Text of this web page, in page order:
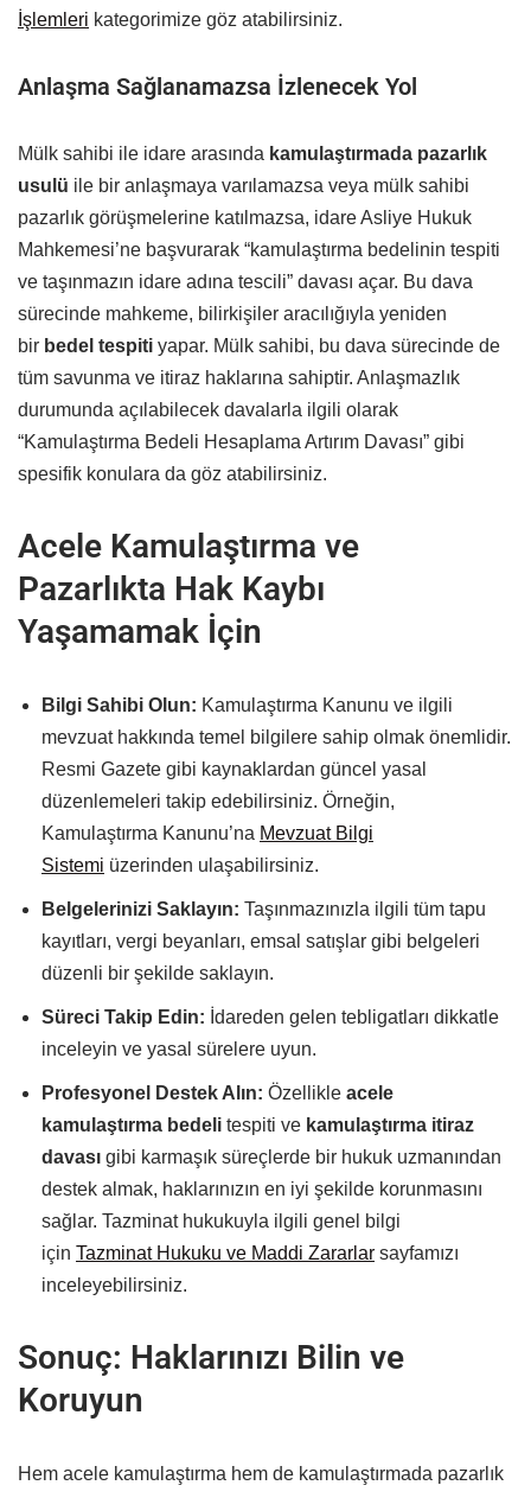
İşlemleri kategorimize göz atabilirsiniz.
Anlaşma Sağlanamazsa İzlenecek Yol
Mülk sahibi ile idare arasında kamulaştırmada pazarlık
usulü ile bir anlaşmaya varılamazsa veya mülk sahibi
pazarlık görüşmelerine katılmazsa, idare Asliye Hukuk
Mahkemesi’ne başvurarak “kamulaştırma bedelinin tespiti
ve taşınmazın idare adına tescili” davası açar. Bu dava
sürecinde mahkeme, bilirkişiler aracılığıyla yeniden
bir bedel tespiti yapar. Mülk sahibi, bu dava sürecinde de
tüm savunma ve itiraz haklarına sahiptir. Anlaşmazlık
durumunda açılabilecek davalarla ilgili olarak
“Kamulaştırma Bedeli Hesaplama Artırım Davası” gibi
spesifik konulara da göz atabilirsiniz.
Acele Kamulaştırma ve
Pazarlıkta Hak Kaybı
Yaşamamak İçin
Bilgi Sahibi Olun: Kamulaştırma Kanunu ve ilgili
mevzuat hakkında temel bilgilere sahip olmak önemlidir.
Resmi Gazete gibi kaynaklardan güncel yasal
düzenlemeleri takip edebilirsiniz. Örneğin,
Kamulaştırma Kanunu’na Mevzuat Bilgi
Sistemi üzerinden ulaşabilirsiniz.
Belgelerinizi Saklayın: Taşınmazınızla ilgili tüm tapu
kayıtları, vergi beyanları, emsal satışlar gibi belgeleri
düzenli bir şekilde saklayın.
Süreci Takip Edin: İdareden gelen tebligatları dikkatle
inceleyin ve yasal sürelere uyun.
Profesyonel Destek Alın: Özellikle acele
kamulaştırma bedeli tespiti ve kamulaştırma itiraz
davası gibi karmaşık süreçlerde bir hukuk uzmanından
destek almak, haklarınızın en iyi şekilde korunmasını
sağlar. Tazminat hukukuyla ilgili genel bilgi
için Tazminat Hukuku ve Maddi Zararlar sayfamızı
inceleyebilirsiniz.
Sonuç: Haklarınızı Bilin ve
Koruyun
Hem acele kamulaştırma hem de kamulaştırmada pazarlık